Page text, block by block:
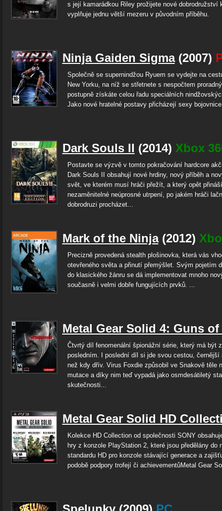
s její kamarádkou Riley prožijete nové dobrodružství
vyplňuje jednu větší mezeru v původním příběhu.
Ninja Gaiden Sigma(2007)
Společně se supernindžou Ryuem se vydejte na
New Yorku, na níž se střetnete s nespočtem
postupně získáte celou řadu speciálních
Jako nové hratelné postavy přicházejí sexy
Dark Souls II (2014) Xbox
Postavte se výzvě v tomto pokračování hardcore
Dark Souls II obsahují nové hrdiny, nový příběh a
svět, ve kterém musí hráči přežít, a který opět přináší
nezaměnitelné neúprosné utrpení, po jakém hráči
dobrodruzi procházet...
Mark of the Ninja(2012)
Precizně provedená stealth plošinovka, která vás
otevřeného světa a přinutí přemýšlet. Svým pojetím
do klasického žánru se dá implementovat mnoho
současně i velmi dobře fungujících prvků. ...
Metal Gear Solid 4: Guns
Čtvrtý díl fenomenální špionážní série, který má být
posledním. I poslední díl si jde svou cestou, černější
než kdy dřív. Virus Foxdie způsobil ve Snakově těle
mutace a díky nim teď vypadá jako osmdesátiletý
skutečnosti...
Metal Gear Solid HD
Kolekce HD Collection od společnosti SONY
hry z konzole PlayStation 2, které jsou předělány do
standardu HD pro konzole stávající generace a
podobě podpory trofejí či achievementůMetal Gear